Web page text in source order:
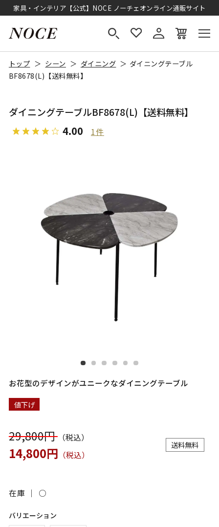
家具・インテリア【公式】NOCE ノーチェオンライン通販サイト
トップ シーン ダイニング
ダイニングテーブル
BF8678(L)【送料無料】
ダイニングテーブルBF8678(L)【送料無料】
4.00 1件
お花型のデザインがユニークなダイニングテーブル
値下げ
29,800円（税込）
14,800円 （税込）
送料無料
在庫 ｜ ○
バリエーション